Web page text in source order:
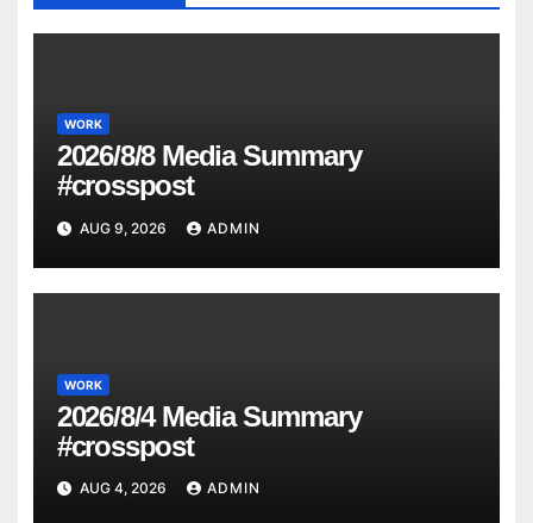
WORK
2026/8/8 Media Summary
#crosspost
AUG 9, 2026 ADMIN
WORK
2026/8/4 Media Summary
#crosspost
AUG 4, 2026 ADMIN